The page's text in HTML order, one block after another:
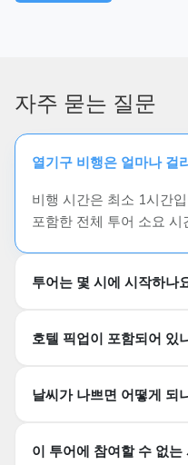
자주 묻는 질문
열기구 비행은 얼마나 걸
비행 시간은 최소 1시간
포함한 전체 투어 소요
투어는 몇 시에 시작하나
호텔 픽업이 포함되어 있
이는 네브셰히르, 외르귄
합니다.
날씨가 나쁘면 어떻게 되
나 안전 문제로 취소될 경
이 투어에 참여할 수 없는